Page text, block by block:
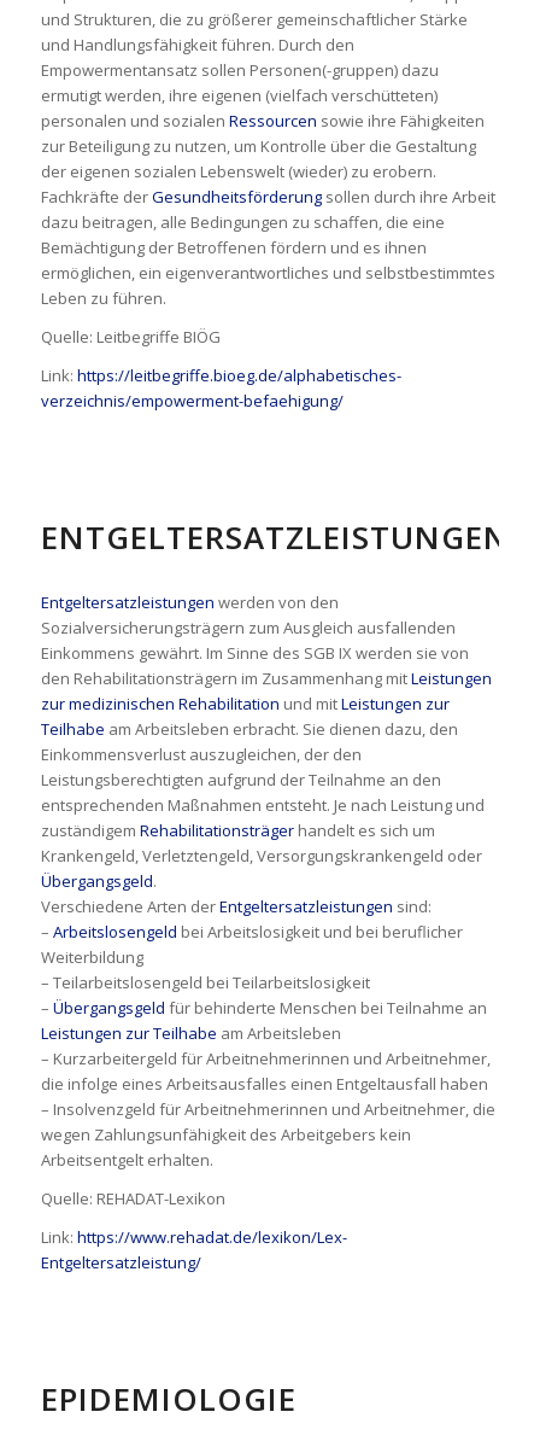
und Strukturen, die zu größerer gemeinschaftlicher Stärke
und Handlungsfähigkeit führen. Durch den
Empowermentansatz sollen Personen(-gruppen) dazu
ermutigt werden, ihre eigenen (vielfach verschütteten)
personalen und sozialen Ressourcen sowie ihre Fähigkeiten
zur Beteiligung zu nutzen, um Kontrolle über die Gestaltung
der eigenen sozialen Lebenswelt (wieder) zu erobern.
Fachkräfte derGesundheitsförderungsollen durch ihre Arbeit
dazu beitragen, alle Bedingungen zu schaffen, die eine
Bemächtigung der Betroffenen fördern und es ihnen
ermöglichen, ein eigenverantwortliches und selbstbestimmtes
Leben zu führen.
Quelle: Leitbegriffe BIÖG
Link: https://leitbegriffe.bioeg.de/alphabetisches-
verzeichnis/empowerment-befaehigung/
ENTGELTERSATZLEISTUNGEN
Entgeltersatzleistungen werden von den
Sozialversicherungsträgern zum Ausgleich ausfallenden
Einkommens gewährt. Im Sinne des SGB IX werden sie von
den Rehabilitationsträgern im Zusammenhang mitLeistungen
zur medizinischen Rehabilitation und mitLeistungen zur
Teilhabe am Arbeitsleben erbracht. Sie dienen dazu, den
Einkommensverlust auszugleichen, der den
Leistungsberechtigten aufgrund der Teilnahme an den
entsprechenden Maßnahmen entsteht. Je nach Leistung und
zuständigem Rehabilitationsträgerhandelt es sich um
Krankengeld, Verletztengeld, Versorgungskrankengeld oder
Übergangsgeld.
Verschiedene Arten derEntgeltersatzleistungen sind:
– Arbeitslosengeld bei Arbeitslosigkeit und bei beruflicher
Weiterbildung
– Teilarbeitslosengeld bei Teilarbeitslosigkeit
– Übergangsgeld für behinderte Menschen bei Teilnahme an
Leistungen zur Teilhabe am Arbeitsleben
– Kurzarbeitergeld für Arbeitnehmerinnen und Arbeitnehmer,
die infolge eines Arbeitsausfalles einen Entgeltausfall haben
– Insolvenzgeld für Arbeitnehmerinnen und Arbeitnehmer, die
wegen Zahlungsunfähigkeit des Arbeitgebers kein
Arbeitsentgelt erhalten.
Quelle: REHADAT-Lexikon
Link: https://www.rehadat.de/lexikon/Lex-
Entgeltersatzleistung/
EPIDEMIOLOGIE